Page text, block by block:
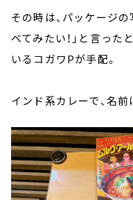
その時は、パッケージ
べてみたい！」と言った
いるコガワPが手配。
インド系カレーで、名前